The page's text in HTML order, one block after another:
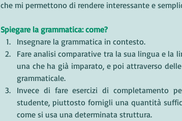
che mi permettono di rendere interessante e
Spiegare la grammatica: come?
Insegnare la grammatica in contesto.
Fare analisi comparative tra la sua lingua e la
una che ha già imparato, e poi attraverso
grammaticale.
Invece di fare esercizi di completamento
studente, piuttosto fornigli una quantità
come si usa una determinata struttura.